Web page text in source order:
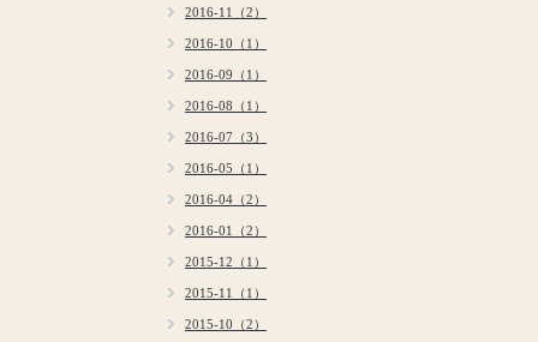
2016-11（2）
2016-10（1）
2016-09（1）
2016-08（1）
2016-07（3）
2016-05（1）
2016-04（2）
2016-01（2）
2015-12（1）
2015-11（1）
2015-10（2）